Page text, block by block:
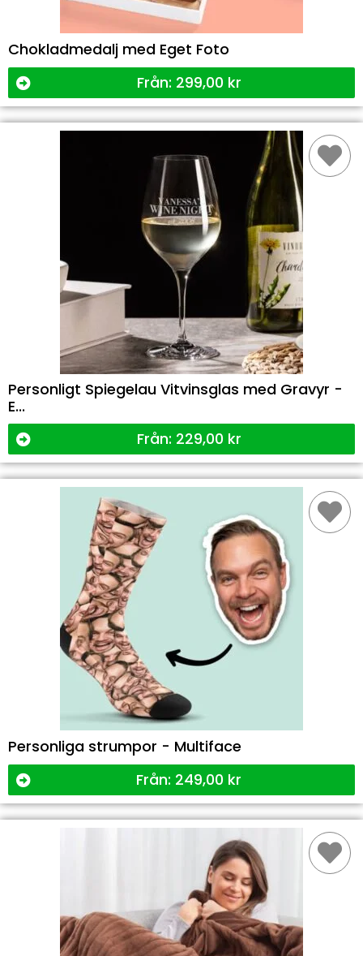
Chokladmedalj med Eget Foto
Från: 299,00 kr
Personligt Spiegelau Vitvinsglas med Gravyr -
E...
Från: 229,00 kr
Personliga strumpor - Multiface
Från: 249,00 kr